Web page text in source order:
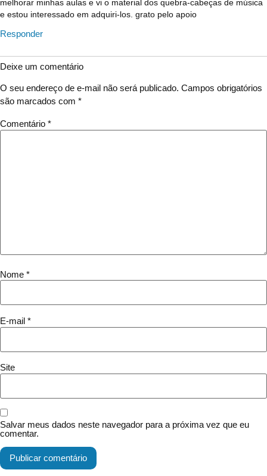
melhorar minhas aulas e vi o material dos quebra-cabeças de música
e estou interessado em adquiri-los. grato pelo apoio
Responder
Deixe um comentário
O seu endereço de e-mail não será publicado. Campos obrigatórios
são marcados com *
Comentário *
Nome *
E-mail *
Site
Salvar meus dados neste navegador para a próxima vez que eu
comentar.